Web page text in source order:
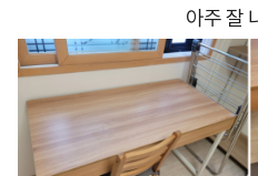
아주 잘